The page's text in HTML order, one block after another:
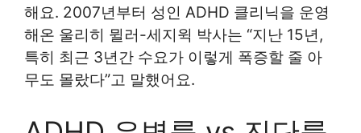
해요. 2007년부터 성인 ADHD 클리닉을 운영
해온 울리히 뮐러-세지윅 박사는 “지난 15년,
특히 최근 3년간 수요가 이렇게 폭증할 줄 아
무도 몰랐다”고 말했어요.